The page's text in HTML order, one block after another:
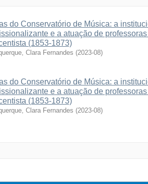
do Conservatório de Música: a
e a atuação de
(1853-1873)
Clara Fernandes (2023-08)
do Conservatório de Música: a
e a atuação de
(1853-1873)
Clara Fernandes (2023-08)